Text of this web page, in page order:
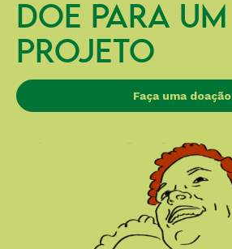
DOE PARA UM
PROJETO
Faça uma doação